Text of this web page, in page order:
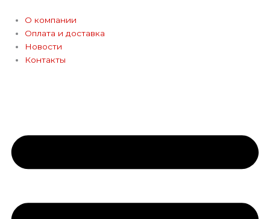
содержимому
О компании
Оплата и доставка
Новости
Контакты